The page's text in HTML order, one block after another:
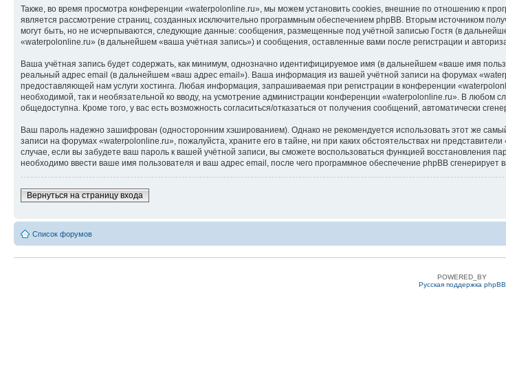
Также, во время просмотра конференции «waterpolonline.ru», мы можем установить cookies, внешние по отношению к
является рассмотрение страниц, созданных исключительно программным обеспечением phpBB. Вторым источником
могут быть, но не исчерпываются, следующие данные: сообщения, размещенные под учётной записью Гостя (в
«waterpolonline.ru» (в дальнейшем «ваша учётная запись») и сообщения, оставленные вами после регистрации и
Ваша учётная запись будет содержать, как минимум, однозначно идентифицируемое имя (в дальнейшем «ваше имя
реальный адрес email (в дальнейшем «ваш адрес email»). Ваша информация из вашей учётной записи на форумах
предоставляющей нам услуги хостинга. Любая информация, запрашиваемая при регистрации в конференции
необходимой, так и необязательной ко вводу, на усмотрение администрации конференции «waterpolonline.ru». В любом
общедоступна. Кроме того, у вас есть возможность согласиться/отказаться от получения сообщений, автоматически
Ваш пароль надежно зашифрован (односторонним хэшированием). Однако не рекомендуется использовать этот же
записи на форумах «waterpolonline.ru», пожалуйста, храните его в тайне, ни при каких обстоятельствах ни
случае, если вы забудете ваш пароль к вашей учётной записи, вы сможете воспользоваться функцией
необходимо ввести ваше имя пользователя и ваш адрес email, после чего программное обеспечение phpBB
Вернуться на страницу входа
Список форумов
POWERED_BY
Русская поддержка phpBB